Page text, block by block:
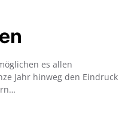
es allen
Jahr hinweg den Eindruck